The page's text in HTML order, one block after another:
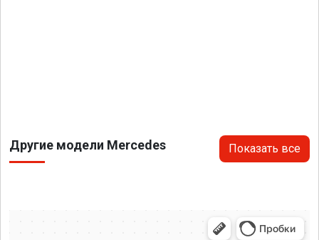
Другие модели Mercedes Показать все